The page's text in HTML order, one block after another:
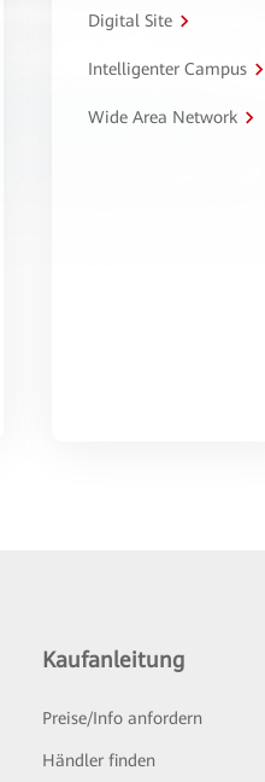
Digital Site
Intelligenter Campus
Wide Area Network
Kaufanleitung
Preise/Info anfordern
Händler finden